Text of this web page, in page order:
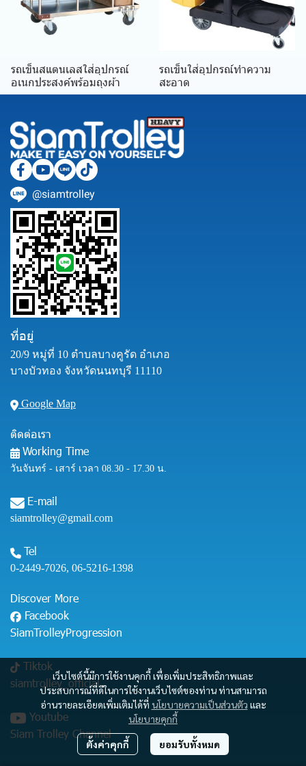
รถเข็นสแตนเลสใส่อุปกรณ์
อเนกประสงค์พร้อมถุงผ้า
รถเข็นใส่อุปกรณ์ทำความ
สะอาด
เว็บไซต์นี้มีการใช้งานคุกกี้ เพื่อเพิ่มประสิทธิภาพและ
ประสบการณ์ที่ดีในการใช้งานเว็บไซต์ของท่าน ท่านสามารถ
อ่านรายละเอียดเพิ่มเติมได้ที่ นโยบายความเป็นส่วนตัว และ
นโยบายคุกกี้
ตั้งค่าคุกกี้ ยอมรับทั้งหมด
@siamtrolley
ที่อยู่
20/9 หมู่ที่ 10 ตำบลบางคูรัด อำเภอ
บางบัวทอง จังหวัดนนทบุรี 11110
Google Map
ติดต่อเรา
Working Time
วันจันทร์ - เสาร์ เวลา 08.30 - 17.30 น.
E-mail
siamtrolley@gmail.com
Tel
0-2449-7026, 06-5216-1398
Discover More
Facebook
SiamTrolleyProgression
Tiktok
siamtrolley_official
Youtube
Siam Trolley Channel